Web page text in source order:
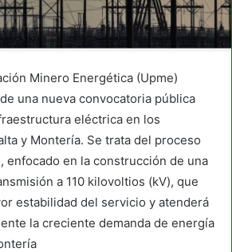
Minero Energética (Upme)
una nueva convocatoria pública
eléctrica en los
y Montería. Se trata del proceso
enfocado en la construcción de una
a 110 kilovoltios (kV), que
estabilidad del servicio y atenderá
la creciente demanda de energía